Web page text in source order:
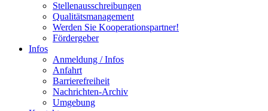
Stellenausschreibungen
Qualitätsmanagement
Werden Sie Kooperationspartner!
Fördergeber
Infos
Anmeldung / Infos
Anfahrt
Barrierefreiheit
Nachrichten-Archiv
Umgebung